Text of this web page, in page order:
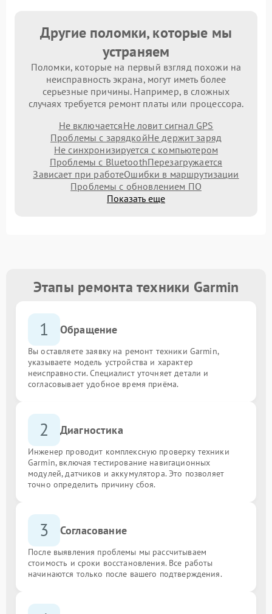
Другие поломки, которые мы
устраняем
Поломки, которые на первый взгляд похожи на
неисправность экрана, могут иметь более
серьезные причины. Например, в сложных
случаях требуется ремонт платы или процессора.
Не включаетсяНе ловит сигнал GPS
Проблемы с зарядкойНе держит заряд
Не синхронизируется с компьютером
Проблемы с BluetoothПерезагружается
Зависает при работеОшибки в маршрутизации
Проблемы с обновлением ПО
Показать еще
Этапы ремонта техники Garmin
1 Обращение
Вы оставляете заявку на ремонт техники Garmin,
указываете модель устройства и характер
неисправности. Специалист уточняет детали и
согласовывает удобное время приёма.
2 Диагностика
Инженер проводит комплексную проверку техники
Garmin, включая тестирование навигационных
модулей, датчиков и аккумулятора. Это позволяет
точно определить причину сбоя.
3 Согласование
После выявления проблемы мы рассчитываем
стоимость и сроки восстановления. Все работы
начинаются только после вашего подтверждения.